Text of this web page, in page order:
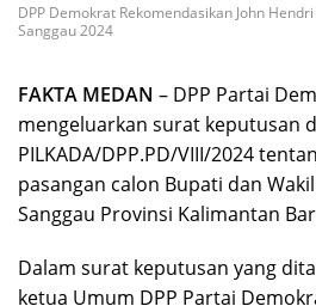
DPP Demokrat Rekomendasikan John
Sanggau 2024
FAKTA MEDAN – DPP Partai
mengeluarkan surat keputusan
PILKADA/DPP.PD/VIII/2024
pasangan calon Bupati dan
Sanggau Provinsi Kalimantan
Dalam surat keputusan yang
ketua Umum DPP Partai